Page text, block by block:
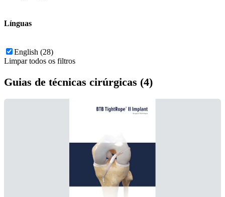
Línguas
English (28)
Limpar todos os filtros
Guias de técnicas cirúrgicas (4)